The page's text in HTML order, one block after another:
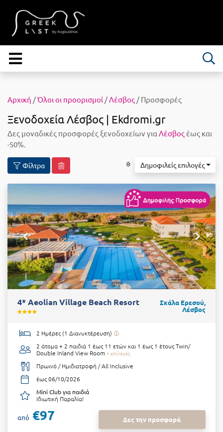
Αρχική /Όλοι οι προορισμοί /Λέσβος / Προσφορές
Ξενοδοχεία Λέσβος | Ekdromi.gr
Δες μοναδικές προσφορές ξενοδοχείων για Λέσβος έως και
-50%.
Φίλτρα Δημοφιλείς επιλογές
4* Aeolian Village Beach Resort
Σκάλα Ερεσού,
Λέσβος
2 Ημέρες (1 Διανυκτέρευση)
2 άτομα + 2 παιδιά 1 έως 11 ετών και 1 έως 1 έτουςTwin/
Double Inland View Room + επιλογές
Πρωινό / Ημιδιατροφή / All Inclusive
έως 06/10/2026
Mini Club για παιδιά
Ιδιωτική Παραλία!
από €97 Δες την προσφορά